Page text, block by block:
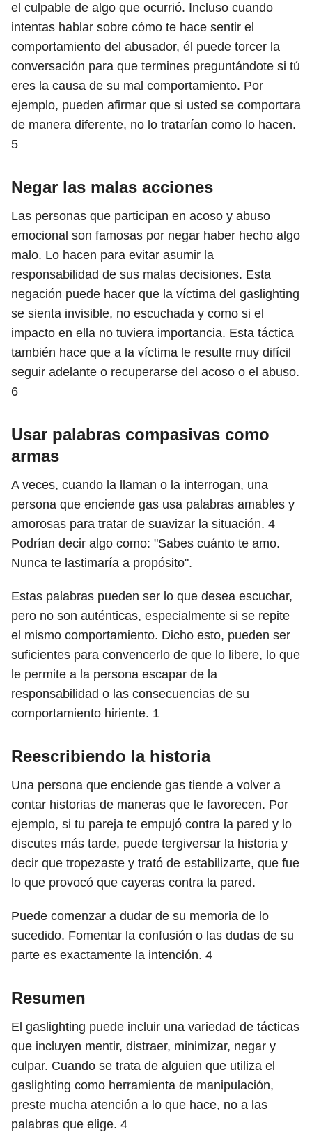
el culpable de algo que ocurrió. Incluso cuando
intentas hablar sobre cómo te hace sentir el
comportamiento del abusador, él puede torcer la
conversación para que termines preguntándote si tú
eres la causa de su mal comportamiento. Por
ejemplo, pueden afirmar que si usted se comportara
de manera diferente, no lo tratarían como lo hacen.
5
Negar las malas acciones
Las personas que participan en acoso y abuso
emocional son famosas por negar haber hecho algo
malo. Lo hacen para evitar asumir la
responsabilidad de sus malas decisiones. Esta
negación puede hacer que la víctima del gaslighting
se sienta invisible, no escuchada y como si el
impacto en ella no tuviera importancia. Esta táctica
también hace que a la víctima le resulte muy difícil
seguir adelante o recuperarse del acoso o el abuso.
6
Usar palabras compasivas como
armas
A veces, cuando la llaman o la interrogan, una
persona que enciende gas usa palabras amables y
amorosas para tratar de suavizar la situación. 4
Podrían decir algo como: "Sabes cuánto te amo.
Nunca te lastimaría a propósito".
Estas palabras pueden ser lo que desea escuchar,
pero no son auténticas, especialmente si se repite
el mismo comportamiento. Dicho esto, pueden ser
suficientes para convencerlo de que lo libere, lo que
le permite a la persona escapar de la
responsabilidad o las consecuencias de su
comportamiento hiriente. 1
Reescribiendo la historia
Una persona que enciende gas tiende a volver a
contar historias de maneras que le favorecen. Por
ejemplo, si tu pareja te empujó contra la pared y lo
discutes más tarde, puede tergiversar la historia y
decir que tropezaste y trató de estabilizarte, que fue
lo que provocó que cayeras contra la pared.
Puede comenzar a dudar de su memoria de lo
sucedido. Fomentar la confusión o las dudas de su
parte es exactamente la intención. 4
Resumen
El gaslighting puede incluir una variedad de tácticas
que incluyen mentir, distraer, minimizar, negar y
culpar. Cuando se trata de alguien que utiliza el
gaslighting como herramienta de manipulación,
preste mucha atención a lo que hace, no a las
palabras que elige. 4